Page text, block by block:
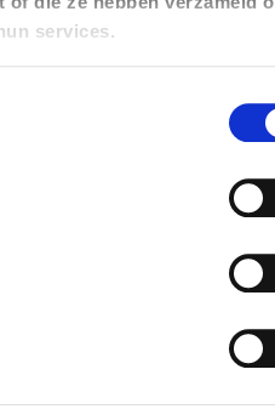
services.
akkoord met de met onze